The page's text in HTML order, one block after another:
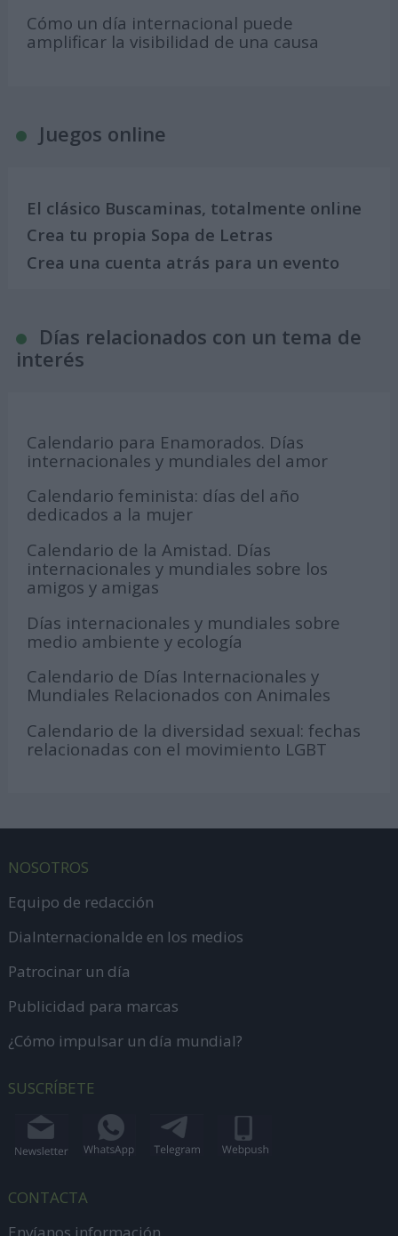
Cómo un día internacional puede
amplificar la visibilidad de una causa
Juegos online
El clásico Buscaminas, totalmente online
Crea tu propia Sopa de Letras
Crea una cuenta atrás para un evento
Días relacionados con un tema de
interés
Calendario para Enamorados. Días
internacionales y mundiales del amor
Calendario feminista: días del año
dedicados a la mujer
Calendario de la Amistad. Días
internacionales y mundiales sobre los
amigos y amigas
Días internacionales y mundiales sobre
medio ambiente y ecología
Calendario de Días Internacionales y
Mundiales Relacionados con Animales
Calendario de la diversidad sexual: fechas
relacionadas con el movimiento LGBT
NOSOTROS
Equipo de redacción
DiaInternacionalde en los medios
Patrocinar un día
Publicidad para marcas
¿Cómo impulsar un día mundial?
SUSCRÍBETE
CONTACTA